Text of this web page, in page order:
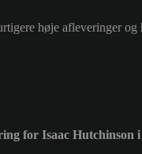
høje afleveringer og
for Isaac Hutchinson